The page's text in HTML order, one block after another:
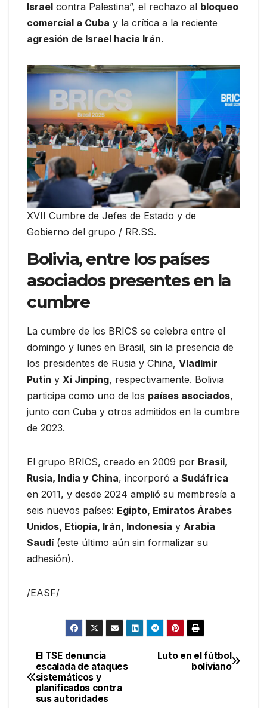
Israel contra Palestina”, el rechazo al bloqueo
comercial a Cuba y la crítica a la reciente
agresión de Israel hacia Irán.
XVII Cumbre de Jefes de Estado y de
Gobierno del grupo / RR.SS.
Bolivia, entre los países
asociados presentes en la
cumbre
La cumbre de los BRICS se celebra entre el
domingo y lunes en Brasil, sin la presencia de
los presidentes de Rusia y China, Vladímir
Putin y Xi Jinping, respectivamente. Bolivia
participa como uno de los países asociados,
junto con Cuba y otros admitidos en la cumbre
de 2023.
El grupo BRICS, creado en 2009 por Brasil,
Rusia, India y China, incorporó a Sudáfrica
en 2011, y desde 2024 amplió su membresía a
seis nuevos países: Egipto, Emiratos Árabes
Unidos, Etiopía, Irán, Indonesia y Arabia
Saudí(este último aún sin formalizar su
adhesión).
/EASF/
Navegación
de
Luto en el fútbol
boliviano
El TSE denuncia
escalada de ataques
sistemáticos y
planificados contra
sus autoridades